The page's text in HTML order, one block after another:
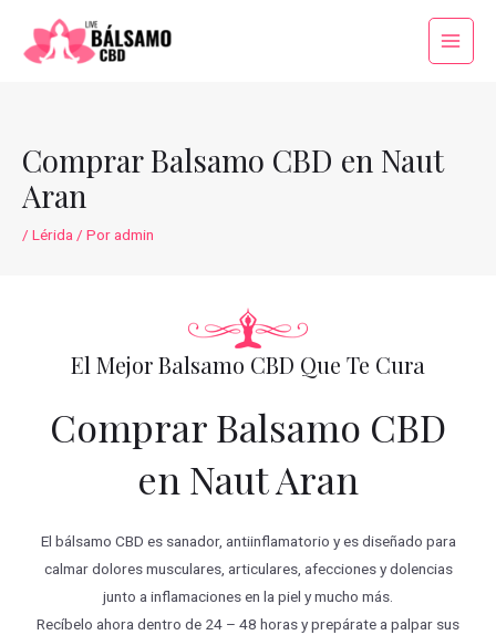
contenido
Main
Comprar Balsamo CBD en Naut
Aran
/ Lérida / Poradmin
El Mejor Balsamo CBD Que Te Cura
Comprar Balsamo CBD
en Naut Aran
El bálsamo CBD es sanador, antiinflamatorio y es diseñado para
calmar dolores musculares, articulares, afecciones y dolencias
junto a inflamaciones en la piel y mucho más.
Recíbelo ahora dentro de 24 – 48 horas y prepárate a palpar sus